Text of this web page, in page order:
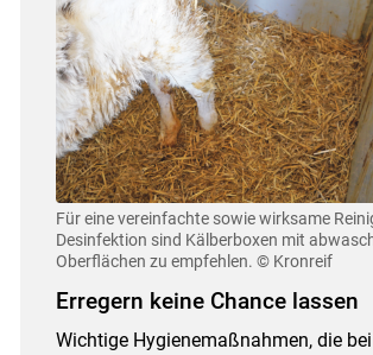
Für eine vereinfachte sowie wirksame
Desinfektion sind Kälberboxen mit
Oberflächen zu empfehlen. © Kronreif
Erregern keine Chance lassen
Wichtige Hygienemaßnahmen, die